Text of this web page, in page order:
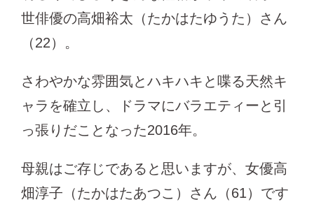
世俳優の高畑裕太（たかはたゆうた）さん
（22）。
さわやかな雰囲気とハキハキと喋る天然キ
ャラを確立し、ドラマにバラエティーと引
っ張りだことなった2016年。
母親はご存じであると思いますが、女優高
畑淳子（たかはたあつこ）さん（61）です